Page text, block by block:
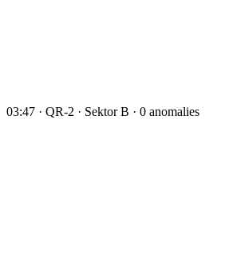
03:47 · QR-2 · Sektor B · 0 anomalies